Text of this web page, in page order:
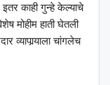
काही गुन्हे केल्याचे
मोहीम हाती घेतली
व्यापार्‍याला चांगलेच